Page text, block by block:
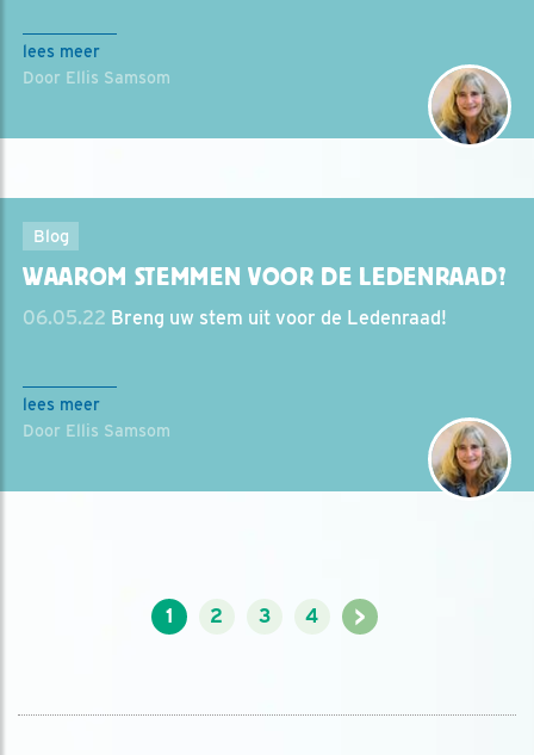
lees meer
Door Ellis Samsom
Blog
WAAROM STEMMEN VOOR DE LEDENRAAD?
06.05.22 Breng uw stem uit voor de Ledenraad!
lees meer
Door Ellis Samsom
1 2 3 4 >